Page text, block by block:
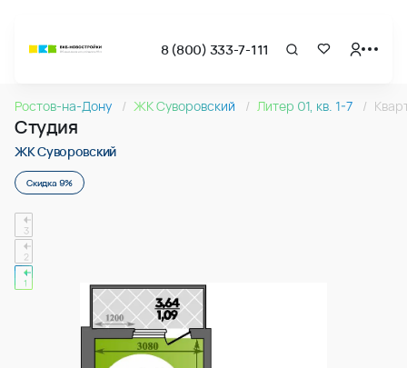
8 (800) 333-7-111
Квартира № 133 в ЖК Суворовский : подъезд 1, этаж 14,
Cтудия 26.12м2 в ЖК Суворовский, №133
Cтудия 26.12м2 в ЖК Суворовский, №133
Ростов-на-Дону ЖК Суворовский Литер 01, кв. 1-7
Студия
ЖК Суворовский
Скидка 9%